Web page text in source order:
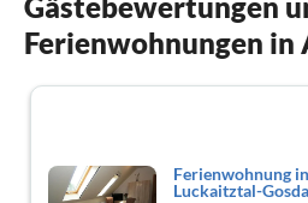
Ferienwohnungen
Ferienwohnung in
Luckaitztal-